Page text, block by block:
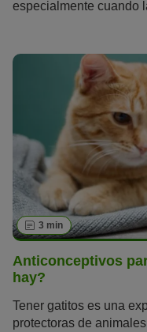
especialmente cuando
una gata.
3 min
Anticonceptivos
hay?
Tener gatitos es una
protectoras de